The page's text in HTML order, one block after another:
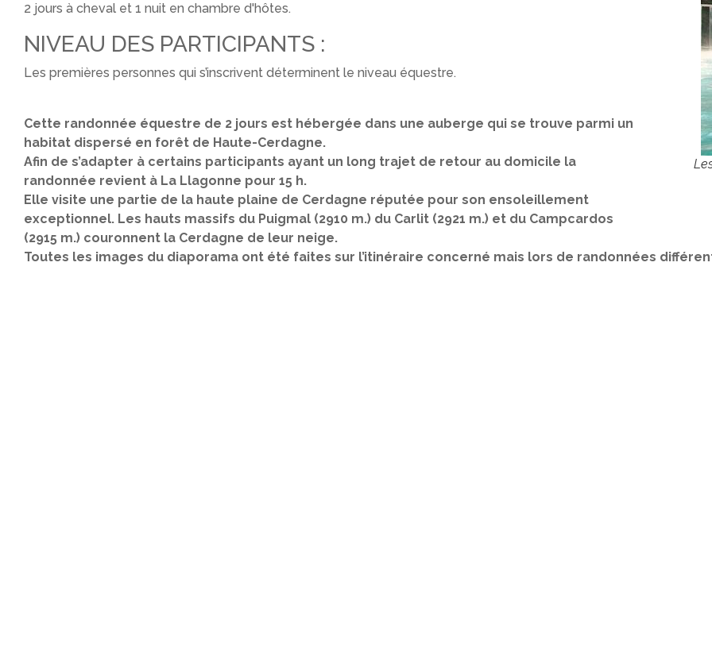
2 jours à cheval et 1 nuit en chambre d'hôtes.
NIVEAU DES PARTICIPANTS :
Les premières personnes qui s’inscrivent déterminent le niveau équestre.
Cette randonnée équestre de 2 jours est hébergée dans une auberge qui se trouve parmi un
habitat dispersé en forêt de Haute-Cerdagne.
Afin de s’adapter à certains participants ayant un long trajet de retour au domicile la
randonnée revient à La Llagonne pour 15 h.
Elle visite une partie de la haute plaine de Cerdagne réputée pour son ensoleillement
exceptionnel. Les hauts massifs du Puigmal (2910 m.) du Carlit (2921 m.) et du Campcardos
(2915 m.) couronnent la Cerdagne de leur neige.
Toutes les images du diaporama ont été faites sur l’itinéraire concerné mais lors de randonnées